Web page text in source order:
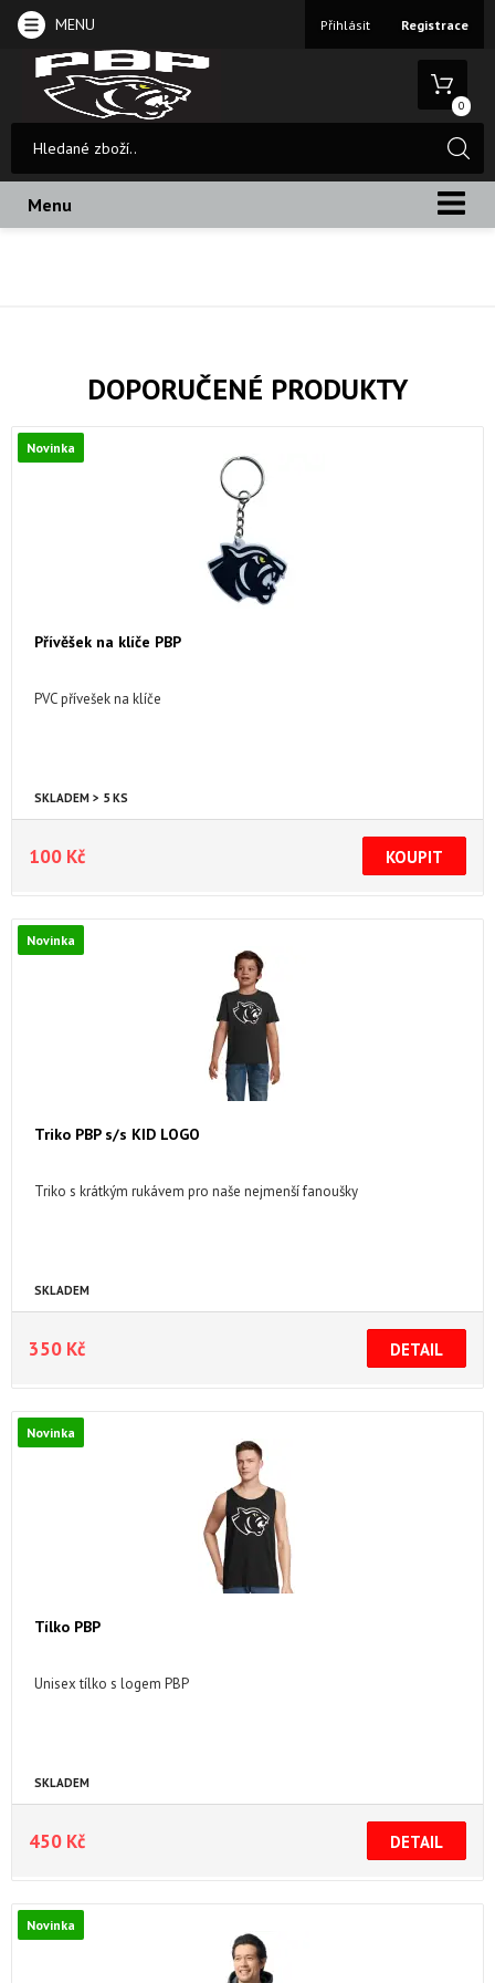
MENU Přihlásit Registrace
0
Menu
DOPORUČENÉ PRODUKTY
Novinka
Přívěšek na klíče PBP
PVC přívešek na klíče
SKLADEM > 5 KS
100 Kč
Novinka
Triko PBP s/s KID LOGO
Triko s krátkým rukávem pro naše nejmenší fanoušky
SKLADEM
350 Kč
Novinka
Tílko PBP
Unisex tílko s logem PBP
SKLADEM
450 Kč
Novinka